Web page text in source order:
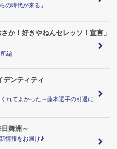
の時代が来る」
さか！好きやねんセレッソ！宣言」
編
デンティティ
れてよかった～藤本選手の引退に
舞洲～
情報をお届け♪